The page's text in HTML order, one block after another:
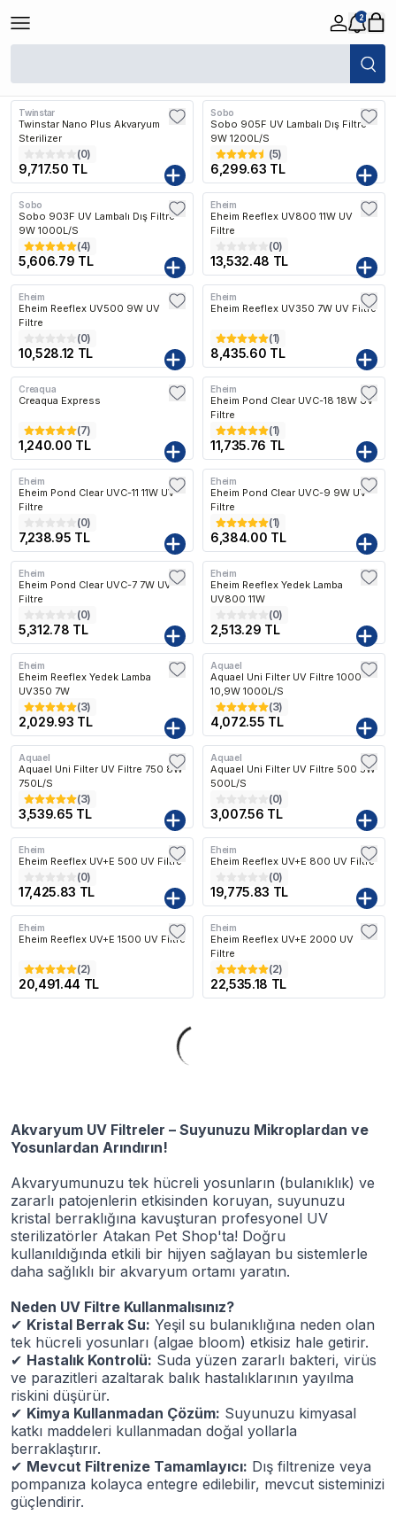
2
/
Twinstar
Twinstar Nano Plus Akvaryum
Sterilizer
(0)
9,717.50 TL
Kargo Bedava
Sobo
Sobo 905F UV Lambalı Dış Filtre
9W 1200L/S
(5)
6,299.63 TL
Kargo Bedava
Sobo
Sobo 903F UV Lambalı Dış Filtre
9W 1000L/S
(4)
5,606.79 TL
Kargo Bedava
Eheim
Eheim Reeflex UV800 11W UV
Filtre
(0)
13,532.48 TL
Kargo Bedava
Eheim
Eheim Reeflex UV500 9W UV
Filtre
(0)
10,528.12 TL
Kargo Bedava
Eheim
Eheim Reeflex UV350 7W UV Filtre
(1)
8,435.60 TL
Kargo Bedava
Creaqua
Creaqua Express
(7)
1,240.00 TL
Kargo Bedava
Eheim
Eheim Pond Clear UVC-18 18W UV
Filtre
(1)
11,735.76 TL
Kargo Bedava
Eheim
Eheim Pond Clear UVC-11 11W UV
Filtre
(0)
7,238.95 TL
Kargo Bedava
Eheim
Eheim Pond Clear UVC-9 9W UV
Filtre
(1)
6,384.00 TL
Kargo Bedava
Eheim
Eheim Pond Clear UVC-7 7W UV
Filtre
(0)
5,312.78 TL
Kargo Bedava
Eheim
Eheim Reeflex Yedek Lamba
UV800 11W
(0)
2,513.29 TL
Kargo Bedava
Eheim
Eheim Reeflex Yedek Lamba
UV350 7W
(3)
2,029.93 TL
Kargo Bedava
Aquael
Aquael Uni Filter UV Filtre 1000
10,9W 1000L/S
(3)
4,072.55 TL
Kargo Bedava
Aquael
Aquael Uni Filter UV Filtre 750 8W
750L/S
(3)
3,539.65 TL
Kargo Bedava
Aquael
Aquael Uni Filter UV Filtre 500 5W
500L/S
(0)
3,007.56 TL
Kargo Bedava
Eheim
Eheim Reeflex UV+E 500 UV Filtre
(0)
17,425.83 TL
Kargo Bedava
Eheim
Eheim Reeflex UV+E 800 UV Filtre
(0)
19,775.83 TL
Kargo Bedava
Eheim
Eheim Reeflex UV+E 1500 UV Filtre
(2)
20,491.44 TL
Kargo Bedava
Eheim
Eheim Reeflex UV+E 2000 UV
Filtre
(2)
22,535.18 TL
Akvaryum UV Filtreler – Suyunuzu Mikroplardan ve
Yosunlardan Arındırın!
Akvaryumunuzu tek hücreli yosunların (bulanıklık) ve
zararlı patojenlerin etkisinden koruyan, suyunuzu
kristal berraklığına kavuşturan profesyonel UV
sterilizatörler Atakan Pet Shop'ta! Doğru
kullanıldığında etkili bir hijyen sağlayan bu sistemlerle
daha sağlıklı bir akvaryum ortamı yaratın.
Neden UV Filtre Kullanmalısınız?
✔ Kristal Berrak Su: Yeşil su bulanıklığına neden olan
tek hücreli yosunları (algae bloom) etkisiz hale getirir.
✔ Hastalık Kontrolü: Suda yüzen zararlı bakteri, virüs
ve parazitleri azaltarak balık hastalıklarının yayılma
riskini düşürür.
✔ Kimya Kullanmadan Çözüm: Suyunuzu kimyasal
katkı maddeleri kullanmadan doğal yollarla
berraklaştırır.
✔ Mevcut Filtrenize Tamamlayıcı: Dış filtrenize veya
pompanıza kolayca entegre edilebilir, mevcut sisteminizi
güçlendirir.